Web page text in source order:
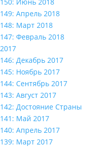
149: Апрель 2018
148: Март 2018
147: Февраль 2018
2017
146: Декабрь 2017
145: Ноябрь 2017
144: Сентябрь 2017
143: Август 2017
142: Достояние Страны
141: Май 2017
140: Апрель 2017
139: Март 2017